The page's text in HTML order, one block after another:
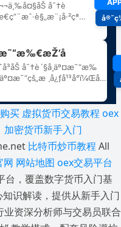
买 虚拟货币交易教程 oex
加密货币新手入门
比特币炒币教程 All
网 网站地图 oex交易平台
台，覆盖数字货币入门基
识解读，提供从新手入门
资深分析师与交易员联合